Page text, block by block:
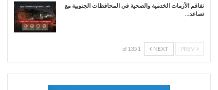
تفاقم الأزمات الخدمية والصحية في المحافظات الجنوبية مع
تصاعد…
NEXT
1 of 135